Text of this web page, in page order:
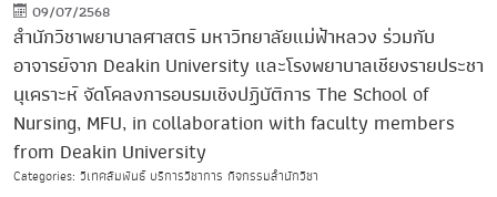
09/07/2568
สำนักวิชาพยาบาลศาสตร์ มหาวิทยาลัยแม่ฟ้าหลวง ร่วมกับ
อาจารย์จาก Deakin University และโรงพยาบาลเชียงรายประชา
นุเคราะห์ จัดโคลงการอบรมเชิงปฏิบัติการ The School of
Nursing, MFU, in collaboration with faculty members
from Deakin University
Categories: วิเทศสัมพันธ์ บริการวิชาการ กิจกรรมสำนักวิชา